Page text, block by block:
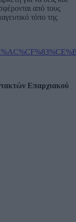
από τους
τόπο της
Επαρχιακού